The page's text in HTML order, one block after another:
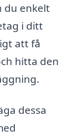
du enkelt
i ditt
att få
hitta den
dessa